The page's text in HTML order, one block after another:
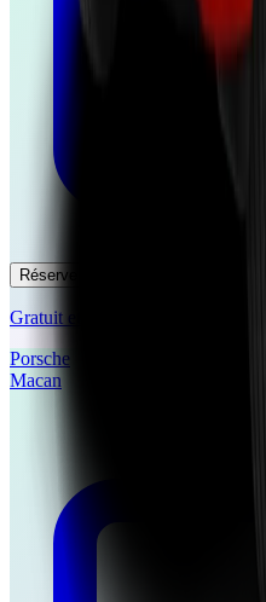
Réserver un essai
Gratuit et sans engagement
Porsche
Macan